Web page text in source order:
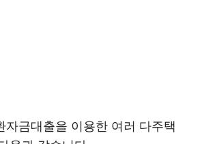
자금대출을 이용한 여러 다주택